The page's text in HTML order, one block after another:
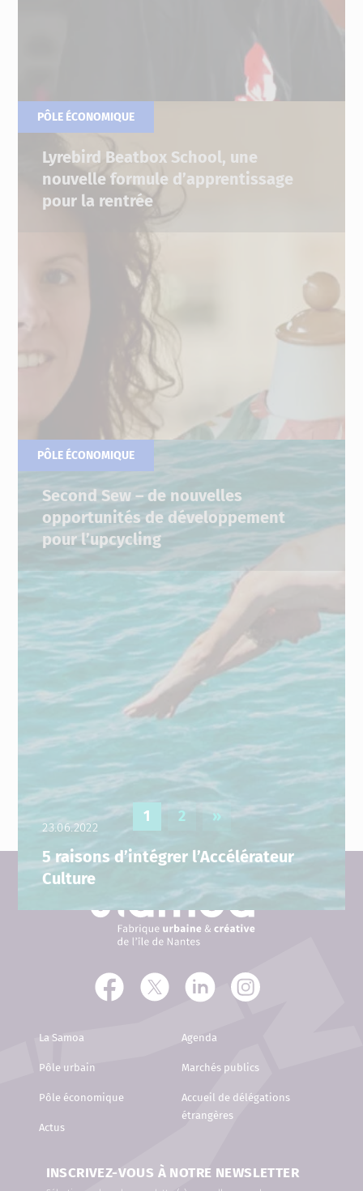
Lyrebird Beatbox School, une
nouvelle formule d’apprentissage
pour la rentrée
PÔLE ÉCONOMIQUE
Second Sew – de nouvelles
opportunités de développement
pour l’upcycling
PÔLE ÉCONOMIQUE
23.06.2022
5 raisons d’intégrer l’Accélérateur
Culture
Page
1 Page
2 Page précédente
»
La Samoa
Pôle urbain
Pôle économique
Actus
Agenda
Marchés publics
Accueil de délégations
étrangères
INSCRIVEZ-VOUS À NOTRE NEWSLETTER